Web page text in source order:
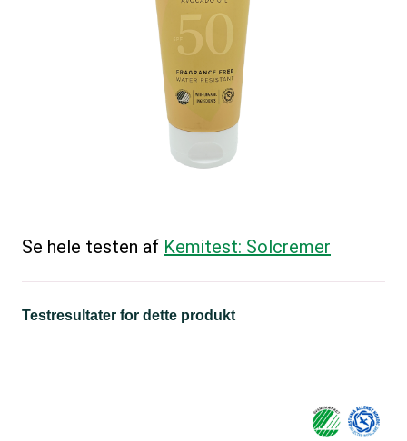
Se hele testen af Kemitest: Solcremer
Testresultater for dette produkt